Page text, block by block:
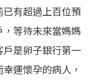
有超過上百位預
等待未來當媽媽
是卵子銀行第一
運懷孕的病人，